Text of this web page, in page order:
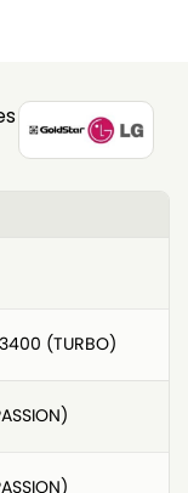
(TURBO)